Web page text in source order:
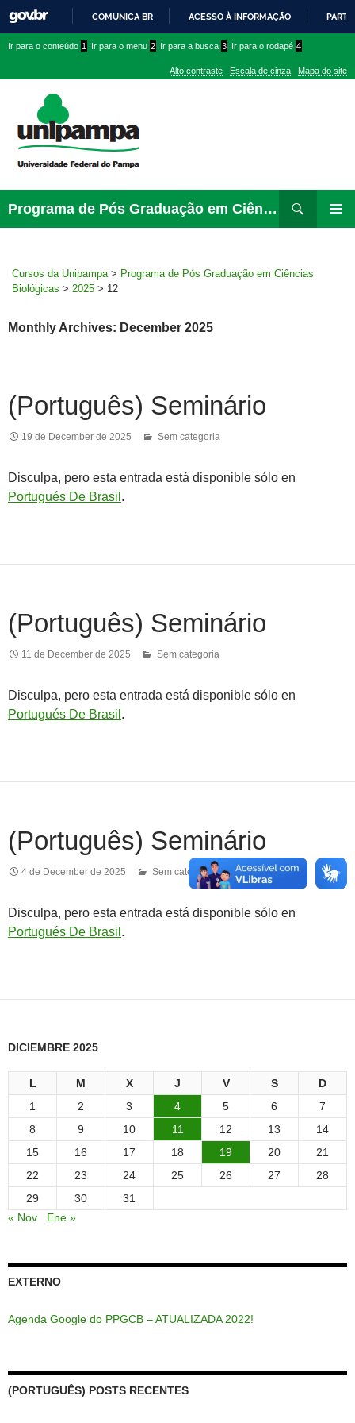
PARA
CONTEÚDO
COMUNICA BR ACESSO À INFORMAÇÃO
conteúdo
menu
superior
menu
Ir para o conteúdo 1 Ir para o menu 2 Ir para a busca 3 Ir para o rodapé 4
Alto contraste Escala de cinza Mapa do site
Programa de Pós Graduação em Ciências Biológicas
para
Cursos da Unipampa > Programa de Pós Graduação em Ciências
Biológicas > 2025 > 12
Monthly Archives: December 2025
(Português) Seminário
19 de December de 2025 Sem categoria
Disculpa, pero esta entrada está disponible sólo en
Portugués De Brasil .
(Português) Seminário
11 de December de 2025 Sem categoria
Disculpa, pero esta entrada está disponible sólo en
Portugués De Brasil .
(Português) Seminário
4 de December de 2025 Sem categoria
Disculpa, pero esta entrada está disponible sólo en
Portugués De Brasil .
DICIEMBRE 2025
L M X J V S
D
1
2 3 4 5 6
7
8
9 10 11 12 13
14
15
16 17 18 19 20
21
22
23 24 25 26 27
28
29
30
31
« Nov
Ene »
EXTERNO
Agenda Google do PPGCB – ATUALIZADA 2022!
(PORTUGUÊS) POSTS RECENTES